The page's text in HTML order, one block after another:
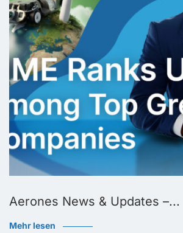
Aerones News & Updates –...
Mehr lesen